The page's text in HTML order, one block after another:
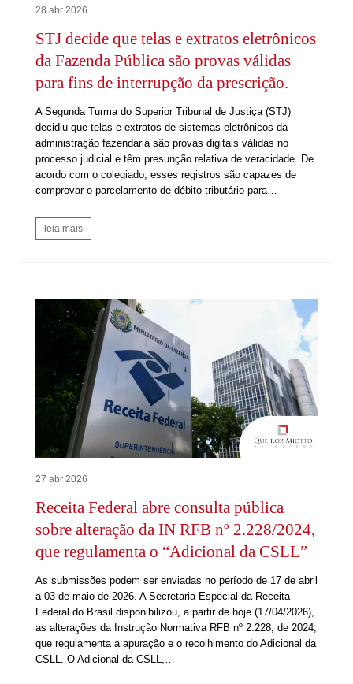
28 abr 2026
STJ decide que telas e extratos eletrônicos
da Fazenda Pública são provas válidas
para fins de interrupção da prescrição.
A Segunda Turma do Superior Tribunal de Justiça (STJ)
decidiu que telas e extratos de sistemas eletrônicos da
administração fazendária são provas digitais válidas no
processo judicial e têm presunção relativa de veracidade. De
acordo com o colegiado, esses registros são capazes de
comprovar o parcelamento de débito tributário para…
leia mais
27 abr 2026
Receita Federal abre consulta pública
sobre alteração da IN RFB nº 2.228/2024,
que regulamenta o “Adicional da CSLL”
As submissões podem ser enviadas no período de 17 de abril
a 03 de maio de 2026. A Secretaria Especial da Receita
Federal do Brasil disponibilizou, a partir de hoje (17/04/2026),
as alterações da Instrução Normativa RFB nº 2.228, de 2024,
que regulamenta a apuração e o recolhimento do Adicional da
CSLL. O Adicional da CSLL,…